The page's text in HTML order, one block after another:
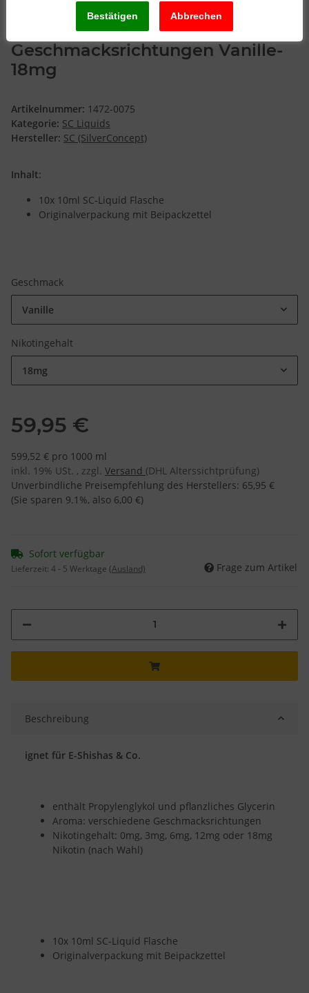
SC Liquid/Frucht 10 x 10ml
verschiedene
Geschmacksrichtungen Vanille-
18mg
Artikelnummer: 1472-0075
Kategorie: SC Liquids
Hersteller: SC (SilverConcept)
Inhalt:
10x 10ml SC-Liquid Flasche
Originalverpackung mit Beipackzettel
Geschmack
Vanille
Nikotingehalt
18mg
59,95 €
599,52 € pro 1000 ml
inkl. 19% USt. , zzgl. Versand (DHL Alterssichtprüfung)
Unverbindliche Preisempfehlung des Herstellers: 65,95 €
(Sie sparen 9.1%, also 6,00 €)
Sofort verfügbar
Lieferzeit: 4 - 5 Werktage (Ausland) Frage zum Artikel
Beschreibung
ignet für E-Shishas & Co.
enthält Propylenglykol und pflanzliches Glycerin
Aroma: verschiedene Geschmacksrichtungen
Nikotingehalt: 0mg, 3mg, 6mg, 12mg oder 18mg
Nikotin (nach Wahl)
10x 10ml SC-Liquid Flasche
Originalverpackung mit Beipackzettel